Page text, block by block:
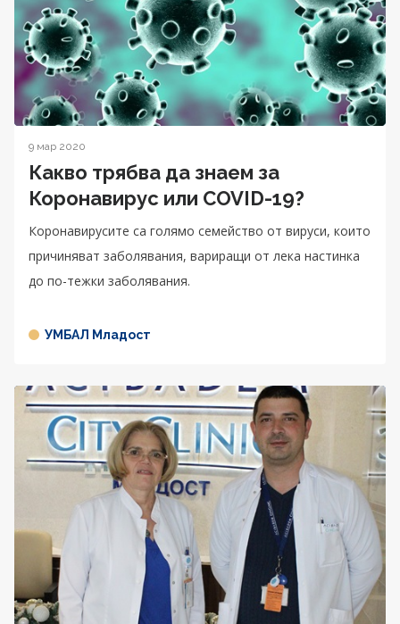
9 мар 2020
Какво трябва да знаем за
Коронавирус или COVID-19?
Коронавирусите са голямо семейство от вируси, които
причиняват заболявания, вариращи от лека настинка
до по-тежки заболявания.
УМБАЛ Младост